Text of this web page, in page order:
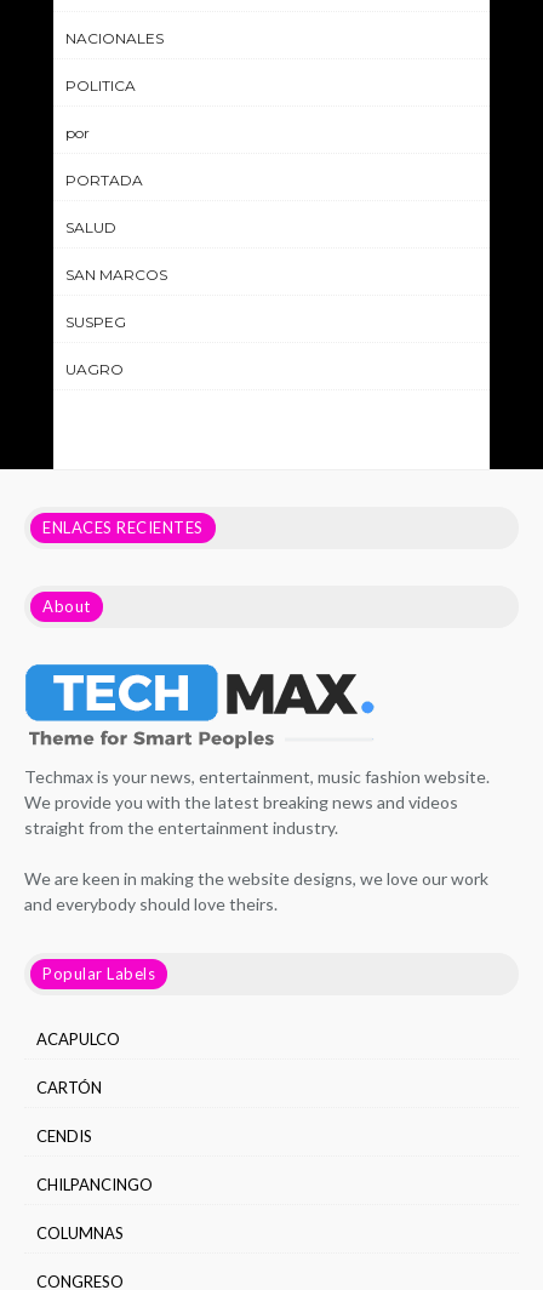
NACIONALES
POLITICA
por
PORTADA
SALUD
SAN MARCOS
SUSPEG
UAGRO
ENLACES RECIENTES
About
Techmax is your news, entertainment, music fashion website.
We provide you with the latest breaking news and videos
straight from the entertainment industry.
We are keen in making the website designs, we love our work
and everybody should love theirs.
Popular Labels
ACAPULCO
CARTÓN
CENDIS
CHILPANCINGO
COLUMNAS
CONGRESO